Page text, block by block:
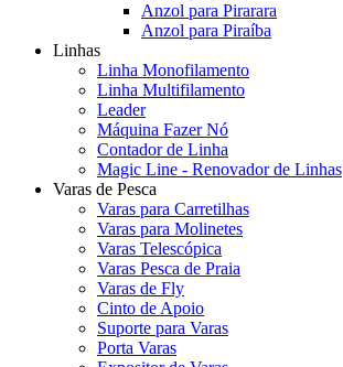
Anzol para Pirarara
Anzol para Piraíba
Linhas
Linha Monofilamento
Linha Multifilamento
Leader
Máquina Fazer Nó
Contador de Linha
Magic Line - Renovador de Linhas
Varas de Pesca
Varas para Carretilhas
Varas para Molinetes
Varas Telescópica
Varas Pesca de Praia
Varas de Fly
Cinto de Apoio
Suporte para Varas
Porta Varas